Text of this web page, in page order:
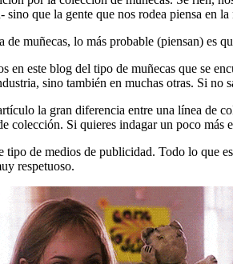
sino que la gente que nos rodea piensa en
de muñecas, lo más probable (piensan) es
en este blog del tipo de muñecas que se
sino también en muchas otras. Si no
la gran diferencia entre una línea de
colección. Si quieres indagar un poco más
tipo de medios de publicidad. Todo lo que
respetuoso.